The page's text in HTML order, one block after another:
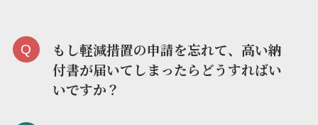
もし軽減措置の申請を忘れて、高い納
付書が届いてしまったらどうすればい
いですか？